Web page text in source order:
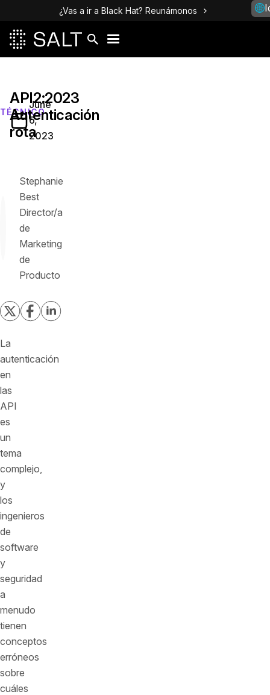
¿Vas a ir a Black Hat? Reunámonos
TÉCNICO
API2:2023
Autenticación
rota
June
6,
2023
Stephanie
Best
Director/a
de
Marketing
de
Producto
La
autenticación
en
las
API
es
un
tema
complejo,
y
los
ingenieros
de
software
y
seguridad
a
menudo
tienen
conceptos
erróneos
sobre
cuáles